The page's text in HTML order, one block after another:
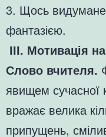
3. Щось
фантазією.
ІІІ. Мотивація
Слово вчителя.
явищем сучасної
вражає велика
припущень,